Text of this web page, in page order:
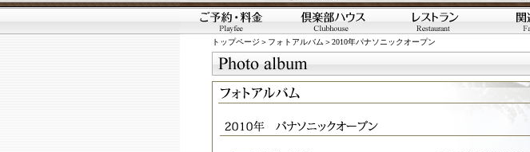
トップページ ＞ フォトアルバム ＞2010年パナソニックオープン